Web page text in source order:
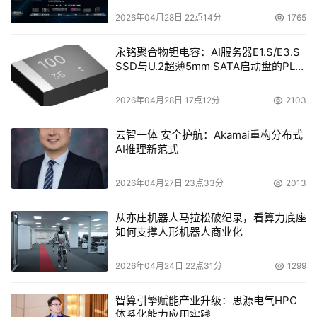
闪存是基础层面上的创新，如今闪存的容量越来越大，性能
越来越高，价格越来越低，从磁盘到闪存的变化已断无回头
路，CPU也不是说变就变的，后摩尔定律时代，CPU的发
展步伐越来越稳定。所以，要变的只有架构上的创新——超
融合了。 NVMe over Fabrics的出现为存储网络打开一扇
新的大门，很多业内TOP级厂商都在致力于做基于NVMe
大降低存储延迟。NVMe over Fabrics的出现也让存储与计
算再度分离成为可能，既然有这么快的网络了，存储也没必
要非得跟计算靠那么近了，这为SCI的发展制造了客观条
2010年就开始做软件定义存储，2013年开始陆续推出软件
定义存储的产品，他们推出的分布式软件定义存储产品
VirtualStor Scaler，以软件定义的方式来做大量数据的存
自研的，支持的Ceph的原生协议。 作为分布式存储最主流
2026年04月28日 22点14分 1765
永铭聚合物钽电容：AI服务器E1.S/E3.S
SSD与U.2超薄5mm SATA启动盘的PLP
2026年04月28日 17点12分 2103
云智一体 安全护航：Akamai重构分布式
AI推理新范式
2026年04月27日 23点33分 2013
从亦庄机器人马拉松破纪录，看算力底座
如何支撑人形机器人商业化
2026年04月24日 22点31分 1299
智算引擎赋能产业升级：思源电气HPC